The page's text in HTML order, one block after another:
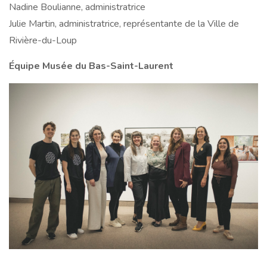
Nadine Boulianne, administratrice
Julie Martin, administratrice, représentante de la Ville de
Rivière-du-Loup
Équipe Musée du Bas-Saint-Laurent